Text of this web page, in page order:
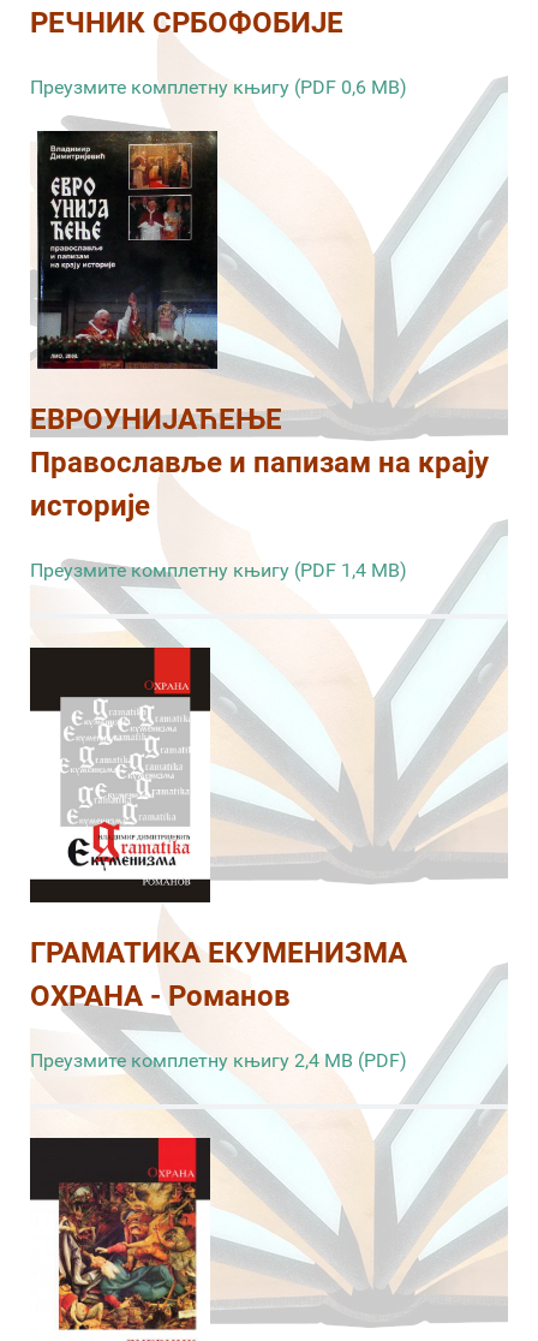
РЕЧНИК СРБОФОБИЈЕ
Преузмите комплетну књигу (PDF 0,6 MB)
ЕВРОУНИЈАЋЕЊЕ
Православље и папизам на крају
историје
Преузмите комплетну књигу (PDF 1,4 MB)
ГРАМАТИКА ЕКУМЕНИЗМА
ОХРАНА - Романов
Преузмите комплетну књигу 2,4 MB (PDF)